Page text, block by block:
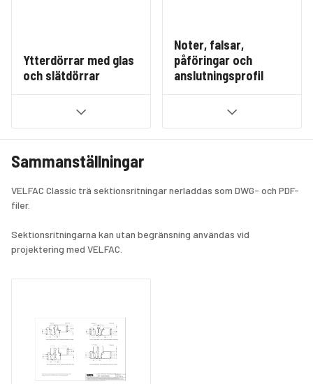
Ytterdörrar med glas
och slätdörrar
Noter, falsar,
påföringar och
anslutningsprofil
Sammanställningar
VELFAC Classic trä sektionsritningar nerladdas som DWG- och PDF-
filer.
Sektionsritningarna kan utan begränsning användas vid
projektering med VELFAC.